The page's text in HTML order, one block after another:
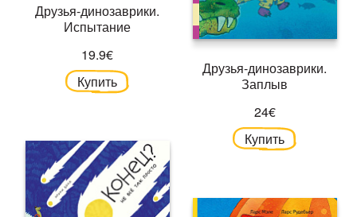
Друзья-динозаврики.
Испытание
19.9€
Купить
Друзья-динозаврики.
Заплыв
24€
Купить